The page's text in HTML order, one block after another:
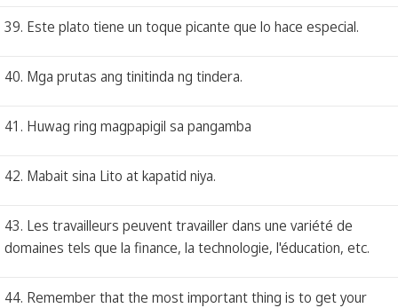
39. Este plato tiene un toque picante que lo hace especial.
40. Mga prutas ang tinitinda ng tindera.
41. Huwag ring magpapigil sa pangamba
42. Mabait sina Lito at kapatid niya.
43. Les travailleurs peuvent travailler dans une variété de
domaines tels que la finance, la technologie, l'éducation, etc.
44. Remember that the most important thing is to get your